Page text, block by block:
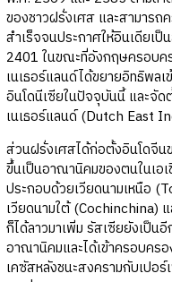
ของชาวฝรั่งเศส และสามาร
สำเร็จจนประกาศให้อินเดียเ
2401 ในขณะที่อังกฤษครอบค
เนเธอร์แลนด์ได้ขยายอิทธิพล
อินโดนีเซียในปัจจุบันนี้ และจัด
เนเธอร์แลนด์ (Dutch East
ส่วนฝรั่งเศสได้ก่อตั้งอินโดจี
ขึ้นเป็นอาณานิคมของตนในเอ
ประกอบด้วยเวียดนามเหนือ
เวียดนามใต้ (Cochinchina)
ก็ได้ลาวมาเพิ่ม รัสเซียยังเป็น
อาณานิคมและได้เข้าครอบคร
เคซัสหลังชนะสงครามกับเปอ